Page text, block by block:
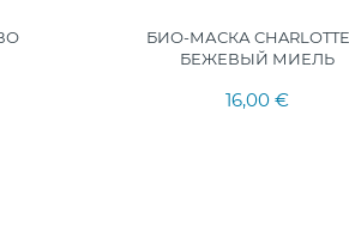
БИО-МАСКА
БЕЖЕВЫЙ МИЕЛЬ
16,00 €